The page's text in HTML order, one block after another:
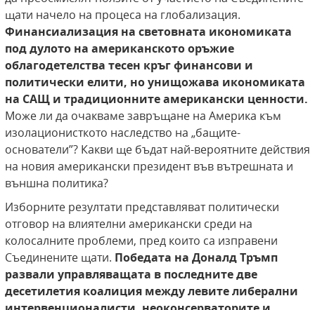
щати начело на процеса на глобализация.
Финансиализация на световната икономиката
под дулото на американското оръжие
облагодетелства тесен кръг финансови и
политически елити, но унищожава икономиката
на САЩ и традиционните американски ценности.
Може ли да очакваме завръщане на Америка към
изолационисткото наследство на „бащите-
основатели”? Какви ще бъдат най-вероятните действия
на новия американски президент във вътрешната и
външна политика?
Изборните резултати представляват политически
отговор на влиятелни американски среди на
колосалните проблеми, пред които са изправени
Съединените щати. Победата на Доналд Тръмп
развали управляващата в последните две
десетилетия коалиция между левите либерални